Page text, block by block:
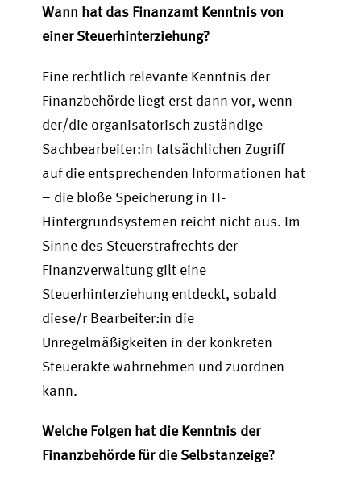
Wann hat das Finanzamt Kenntnis von
einer Steuerhinterziehung?
Eine rechtlich relevante Kenntnis der
Finanzbehörde liegt erst dann vor, wenn
der/die organisatorisch zuständige
Sachbearbeiter:in tatsächlichen Zugriff
auf die entsprechenden Informationen hat
– die bloße Speicherung in IT-
Hintergrundsystemen reicht nicht aus. Im
Sinne des Steuerstrafrechts der
Finanzverwaltung gilt eine
Steuerhinterziehung entdeckt, sobald
diese/r Bearbeiter:in die
Unregelmäßigkeiten in der konkreten
Steuerakte wahrnehmen und zuordnen
kann.
Welche Folgen hat die Kenntnis der
Finanzbehörde für die Selbstanzeige?